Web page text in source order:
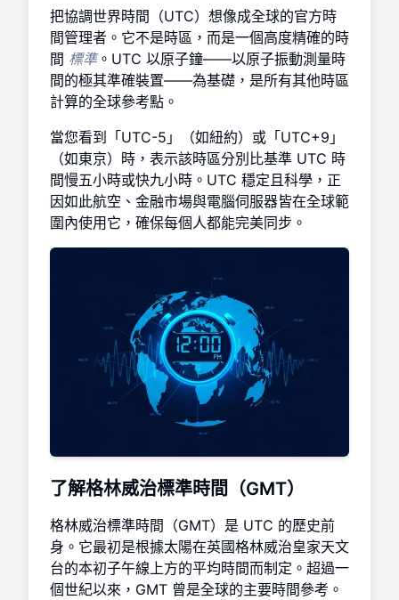
把協調世界時間（UTC）想像成全球的官方時
間管理者。它不是時區，而是一個高度精確的時
間 標準。UTC 以原子鐘——以原子振動測量時
間的極其準確裝置——為基礎，是所有其他時區
計算的全球參考點。
當您看到「UTC-5」（如紐約）或「UTC+9」
（如東京）時，表示該時區分別比基準 UTC 時
間慢五小時或快九小時。UTC 穩定且科學，正
因如此航空、金融市場與電腦伺服器皆在全球範
圍內使用它，確保每個人都能完美同步。
了解格林威治標準時間（GMT）
格林威治標準時間（GMT）是 UTC 的歷史前
身。它最初是根據太陽在英國格林威治皇家天文
台的本初子午線上方的平均時間而制定。超過一
個世紀以來，GMT 曾是全球的主要時間參考。